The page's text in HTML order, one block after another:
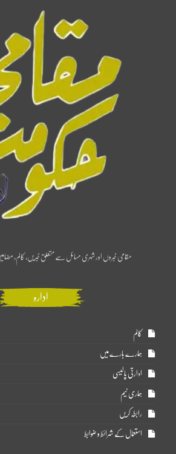
مقامی خبروں اور شہری مسائل سے متعلق خبریں، کالم،
ادارہ
کالم
ہمارے بارے میں
ادارتی پالیسی
ہماری ٹیم
رابطہ کریں
استعمال کے شرائط و ضوابط